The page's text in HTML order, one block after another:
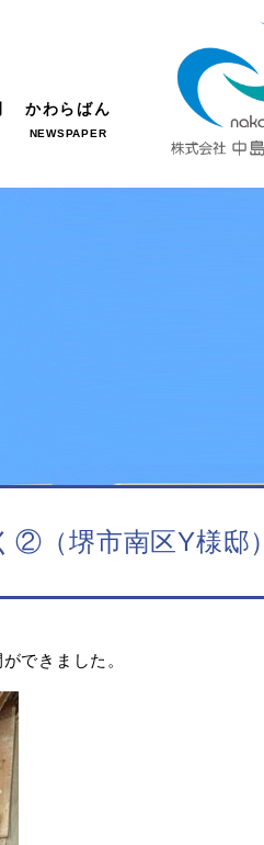
かわらばん
NEWSPAPER
（堺市南区Y様邸）
できました。